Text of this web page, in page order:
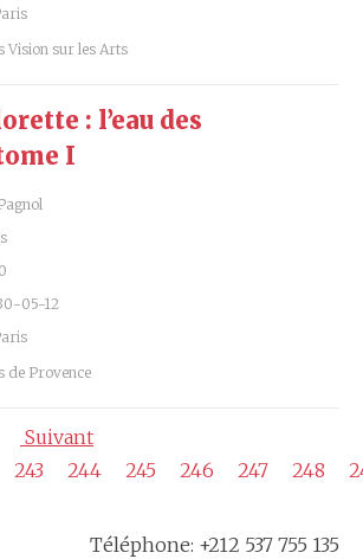
Vision sur les Arts
: l’eau des
I
05-12
de Provence
Suivant
243 244 245 246 247 248
Téléphone: +212 537 755 135